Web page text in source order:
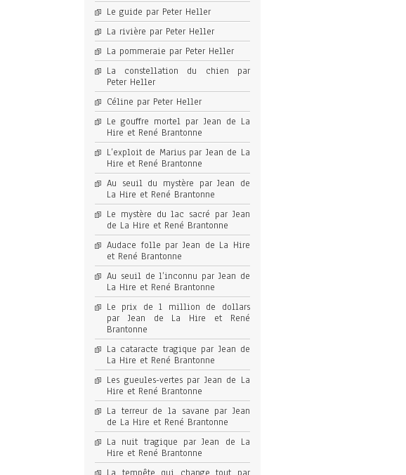
Le guide par Peter Heller
La rivière par Peter Heller
La pommeraie par Peter Heller
La constellation du chien par
Peter Heller
Céline par Peter Heller
Le gouffre mortel par Jean de La
Hire et René Brantonne
L’exploit de Marius par Jean de La
Hire et René Brantonne
Au seuil du mystère par Jean de
La Hire et René Brantonne
Le mystère du lac sacré par Jean
de La Hire et René Brantonne
Audace folle par Jean de La Hire
et René Brantonne
Au seuil de l’inconnu par Jean de
La Hire et René Brantonne
Le prix de 1 million de dollars
par Jean de La Hire et René
Brantonne
La cataracte tragique par Jean de
La Hire et René Brantonne
Les gueules-vertes par Jean de La
Hire et René Brantonne
La terreur de la savane par Jean
de La Hire et René Brantonne
La nuit tragique par Jean de La
Hire et René Brantonne